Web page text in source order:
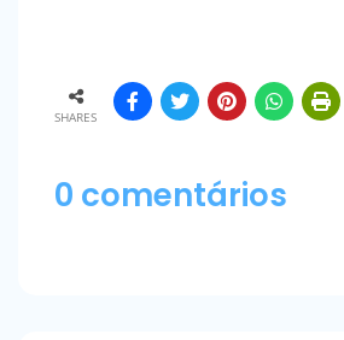
SHARES
0 comentários